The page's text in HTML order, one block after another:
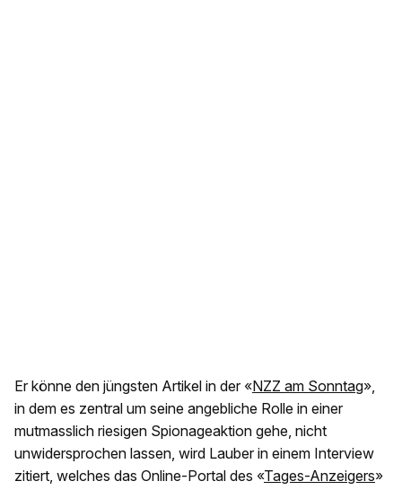
Er könne den jüngsten Artikel in der «NZZ am Sonntag»,
in dem es zentral um seine angebliche Rolle in einer
mutmasslich riesigen Spionageaktion gehe, nicht
unwidersprochen lassen, wird Lauber in einem Interview
zitiert, welches das Online-Portal des «Tages-Anzeigers»